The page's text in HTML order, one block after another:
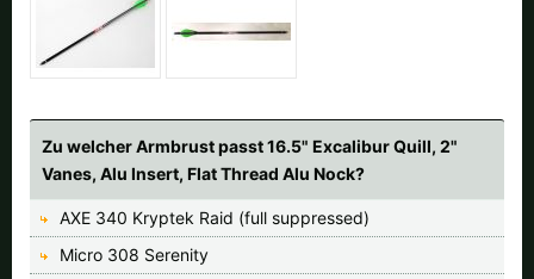
Zu welcher Armbrust passt 16.5" Excalibur Quill, 2"
Vanes, Alu Insert, Flat Thread Alu Nock?
AXE 340 Kryptek Raid (full suppressed)
Micro 308 Serenity